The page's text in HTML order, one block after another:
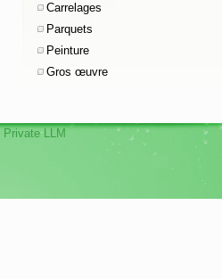
Carrelages
Parquets
Peinture
Gros œuvre
Private LLM